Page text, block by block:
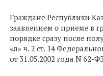
Граждане Республики
заявлением о приеме в
порядке сразу после
«л» ч. 2 ст. 14
от 31.05.2002 года N 62-